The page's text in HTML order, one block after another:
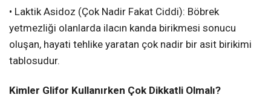
• Laktik Asidoz (Çok Nadir Fakat Ciddi): Böbrek
yetmezliği olanlarda ilacın kanda birikmesi sonucu
oluşan, hayati tehlike yaratan çok nadir bir asit birikimi
tablosudur.
Kimler Glifor Kullanırken Çok Dikkatli Olmalı?